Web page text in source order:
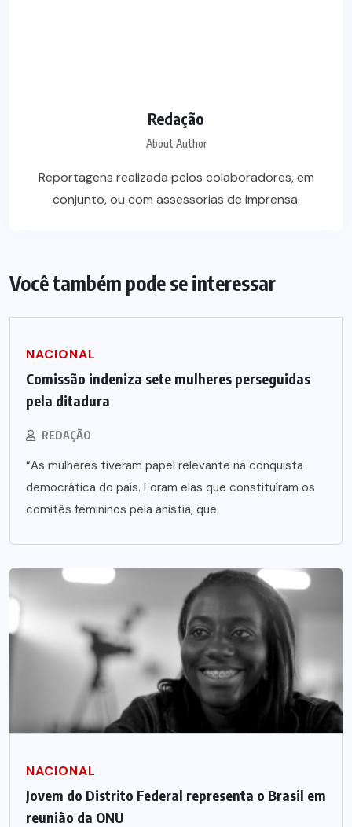
Redação
About Author
Reportagens realizada pelos colaboradores, em
conjunto, ou com assessorias de imprensa.
Você também pode se interessar
NACIONAL
Comissão indeniza sete mulheres perseguidas
pela ditadura
REDAÇÃO
“As mulheres tiveram papel relevante na conquista
democrática do país. Foram elas que constituíram os
comitês femininos pela anistia, que
NACIONAL
Jovem do Distrito Federal representa o Brasil em
reunião da ONU